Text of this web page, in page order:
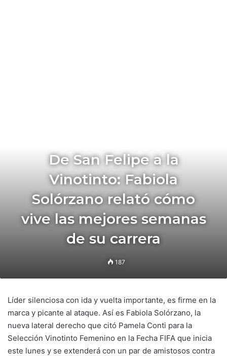
De San Felipe a la
Vinotinto: Fabiola
Solórzano relató cómo
vive las mejores semanas
de su carrera
187
Líder silenciosa con ida y vuelta importante, es firme en la
marca y picante al ataque. Así es Fabiola Solórzano, la
nueva lateral derecho que citó Pamela Conti para la
Selección Vinotinto Femenino en la Fecha FIFA que inicia
este lunes y se extenderá con un par de amistosos contra